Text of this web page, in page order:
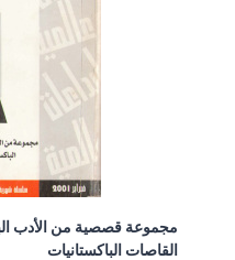
مجموعة قصصية من الأدب
القاصات الباكستانيات